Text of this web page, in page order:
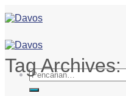
to
Pencarian
untuk:
Tag Archives: